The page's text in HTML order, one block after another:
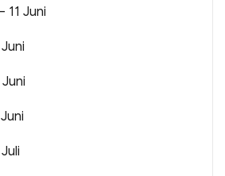
11 Juni